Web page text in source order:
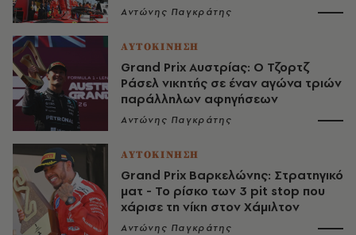
Αντώνης Παγκράτης
ΑΥΤΟΚΙΝΗΣΗ
Grand Prix Αυστρίας: Ο Τζορτζ
Ράσελ νικητής σε έναν αγώνα τριών
παράλληλων αφηγήσεων
Αντώνης Παγκράτης
ΑΥΤΟΚΙΝΗΣΗ
Grand Prix Βαρκελώνης: Στρατηγικό
ματ - Το ρίσκο των 3 pit stop που
χάρισε τη νίκη στον Χάμιλτον
Αντώνης Παγκράτης